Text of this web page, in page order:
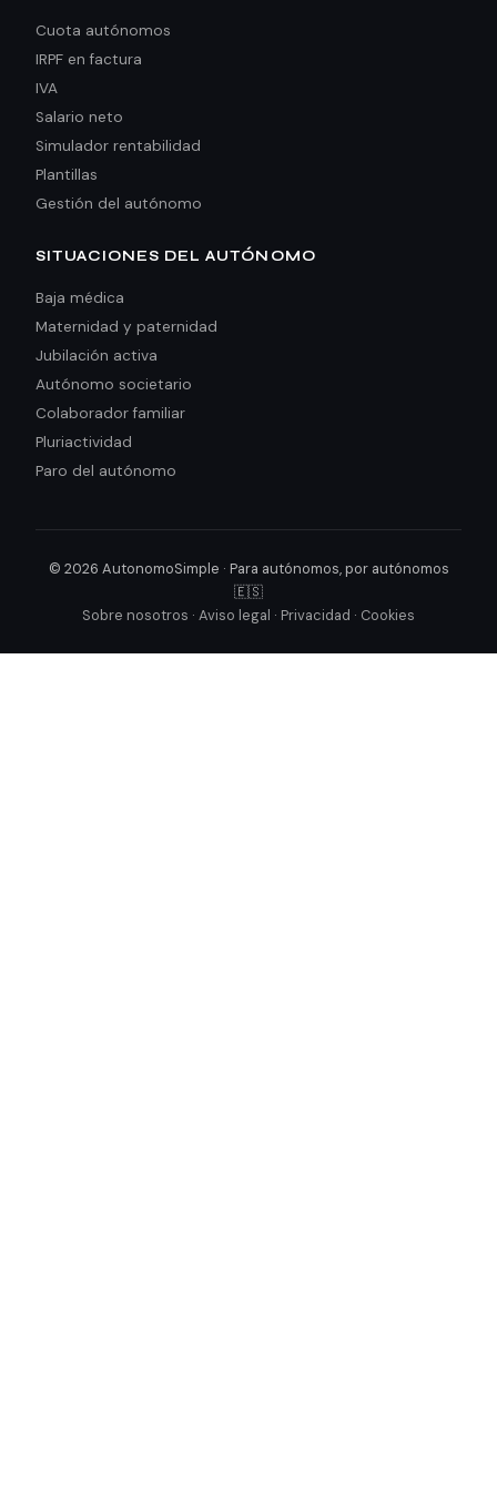
Cuota autónomos
IRPF en factura
IVA
Salario neto
Simulador rentabilidad
Plantillas
Gestión del autónomo
SITUACIONES DEL AUTÓNOMO
Baja médica
Maternidad y paternidad
Jubilación activa
Autónomo societario
Colaborador familiar
Pluriactividad
Paro del autónomo
© 2026 AutonomoSimple · Para autónomos, por autónomos
🇪🇸
Sobre nosotros · Aviso legal · Privacidad · Cookies